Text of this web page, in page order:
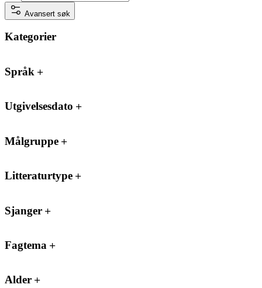
Avansert søk
Kategorier
Språk
Utgivelsesdato
Målgruppe
Litteraturtype
Sjanger
Fagtema
Alder